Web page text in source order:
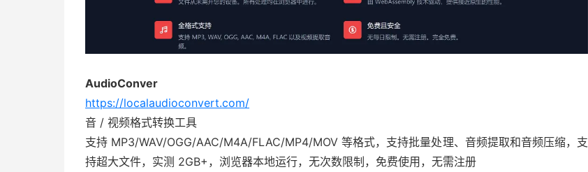
AudioConver
https://localaudioconvert.com/
音 / 视频格式转换工具
支持 MP3/WAV/OGG/AAC/M4A/FLAC/MP4/MOV 等格式，支持批量处理、音频提取和音频压缩，支
持超大文件，实测 2GB+，浏览器本地运行，无次数限制，免费使用，无需注册